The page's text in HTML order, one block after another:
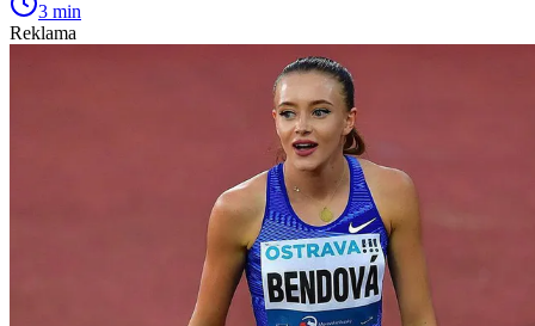
3 min
Reklama